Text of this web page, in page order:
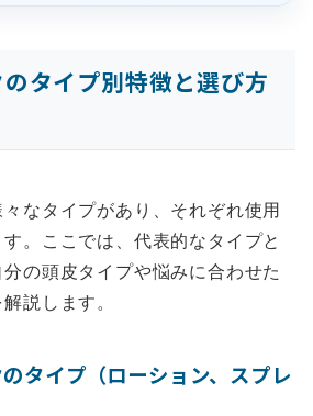
タイプ別特徴と選び方
なタイプがあり、それぞれ使用
。ここでは、代表的なタイプと
の頭皮タイプや悩みに合わせた
説します。
タイプ（ローション、スプレ